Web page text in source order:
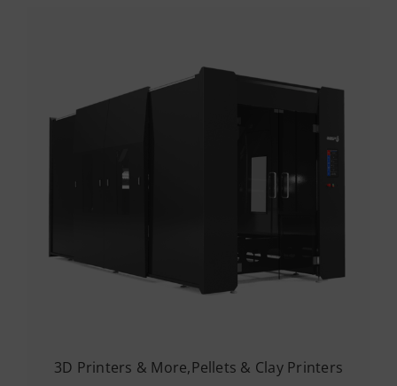
3D Printers & More,Pellets & Clay Printers